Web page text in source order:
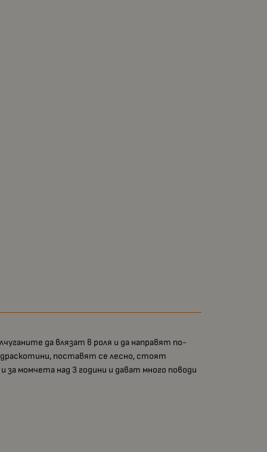
да влязат в роля и да направят по-
поставят се лесно, стоят
момчета над 3 години и дават много поводи